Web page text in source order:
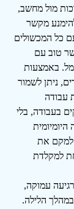
מול מחשב,
מקשר
כל המכשולים
טוב עם
באמצעות
ניתן לשמור
עבודה
בעבודה, בלי
למקם את
למקלדת
עמוקה,
הלילה.